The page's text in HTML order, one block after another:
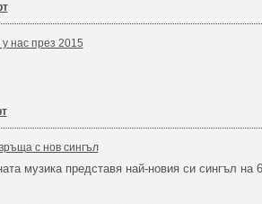
нас през 2015
с нов сингъл
музика представя най-новия си сингъл на